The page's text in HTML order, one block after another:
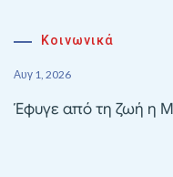
Κοινωνικά
Αυγ 1, 2026
Έφυγε από τη ζωή η